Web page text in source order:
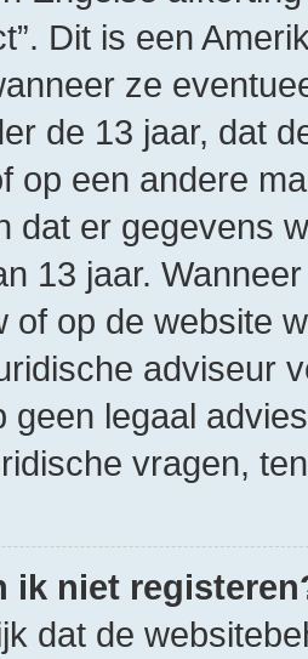
Dit is een
ze
de 13 jaar, dat
op een andere
dat er gegevens
13 jaar.
of op de website
adviseur
geen legaal
vragen,
ik niet
dat de